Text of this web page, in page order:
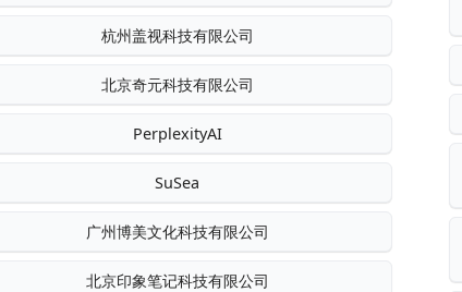
杭州盖视科技有限公司
北京奇元科技有限公司
PerplexityAI
SuSea
广州博美文化科技有限公司
北京印象笔记科技有限公司